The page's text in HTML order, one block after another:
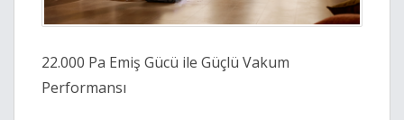
22.000 Pa Emiş Gücü ile Güçlü Vakum
Performansı